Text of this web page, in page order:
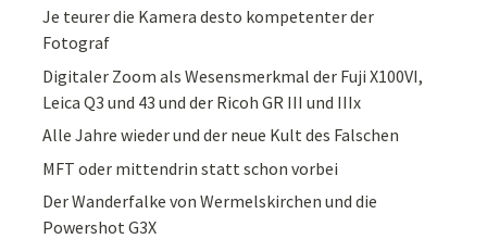
Je teurer die Kamera desto kompetenter der
Fotograf
Digitaler Zoom als Wesensmerkmal der Fuji X100VI,
Leica Q3 und 43 und der Ricoh GR III und IIIx
Alle Jahre wieder und der neue Kult des Falschen
MFT oder mittendrin statt schon vorbei
Der Wanderfalke von Wermelskirchen und die
Powershot G3X